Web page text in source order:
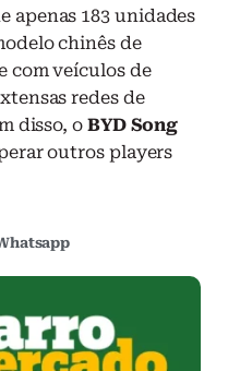
apenas 183 unidades
chinês de
com veículos de
redes de
disso, o BYD Song
outros players